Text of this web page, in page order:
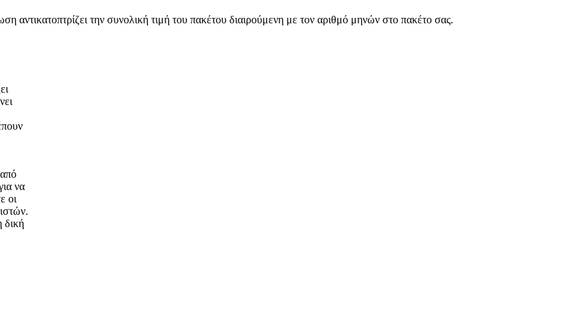
αντικατοπτρίζει την συνολική τιμή του πακέτου διαιρούμενη με τον αριθμό μηνών στο πακέτο σας.
να
οι
δική